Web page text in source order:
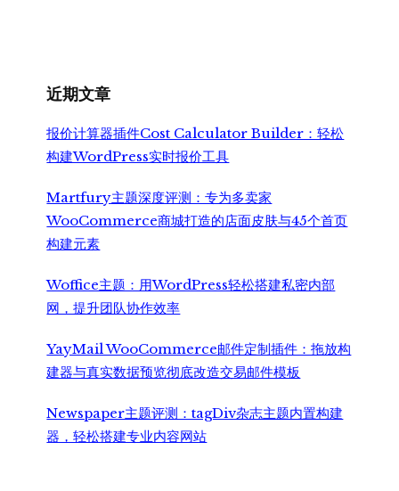
近期文章
报价计算器插件Cost Calculator Builder：轻松
构建WordPress实时报价工具
Martfury主题深度评测：专为多卖家
WooCommerce商城打造的店面皮肤与45个首页
构建元素
Woffice主题：用WordPress轻松搭建私密内部
网，提升团队协作效率
YayMail WooCommerce邮件定制插件：拖放构
建器与真实数据预览彻底改造交易邮件模板
Newspaper主题评测：tagDiv杂志主题内置构建
器，轻松搭建专业内容网站